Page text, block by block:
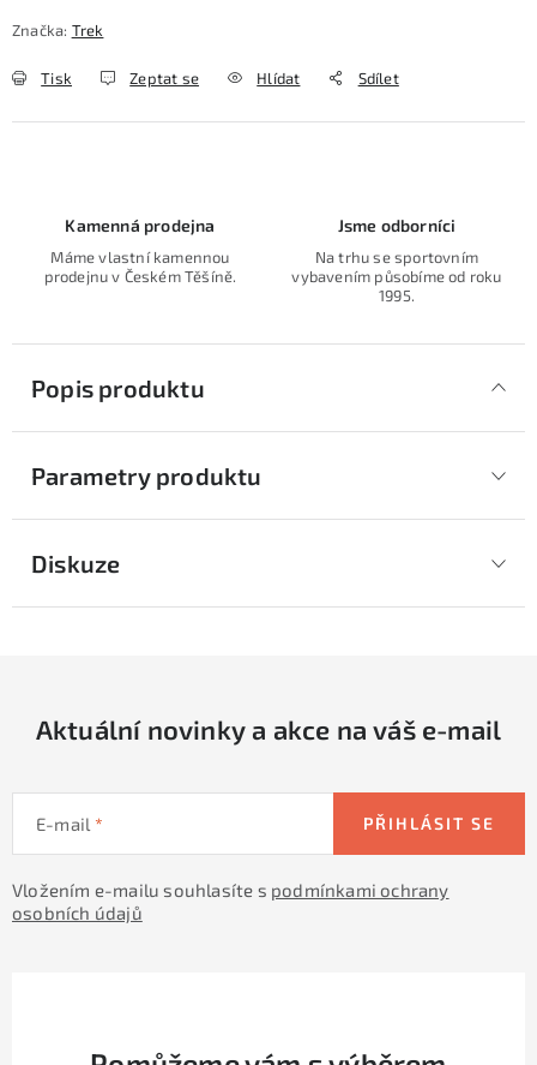
Značka: Trek
Tisk Zeptat se Hlídat Sdílet
Kamenná prodejna
Máme vlastní kamennou
prodejnu v Českém Těšíně.
Jsme odborníci
Na trhu se sportovním
vybavením působíme od roku
1995.
Popis produktu
Parametry produktu
Diskuze
Aktuální novinky a akce na váš e-mail
E-mail
Vložením e-mailu souhlasíte s podmínkami ochrany
osobních údajů
PŘIHLÁSIT SE